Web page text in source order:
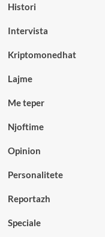
Histori
Intervista
Kriptomonedhat
Lajme
Me teper
Njoftime
Opinion
Personalitete
Reportazh
Speciale